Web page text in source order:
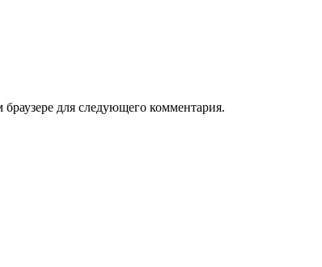
для следующего комментария.